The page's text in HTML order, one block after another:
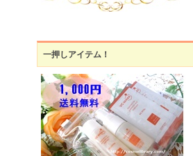
一押しアイテム！